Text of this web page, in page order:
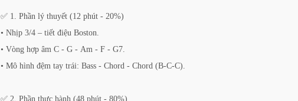
✅ 1. Phần lý thuyết (12 phút - 20%)
• Nhịp 3/4 – tiết điệu Boston.
• Vòng hợp âm C - G - Am - F - G7.
• Mô hình đệm tay trái: Bass - Chord - Chord (B-C-C).
✅ 2. Phần thực hành (48 phút - 80%)